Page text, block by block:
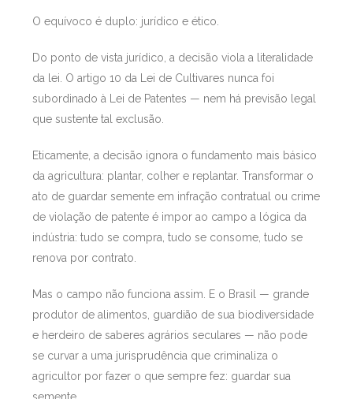
O equívoco é duplo: jurídico e ético.
Do ponto de vista jurídico, a decisão viola a literalidade
da lei. O artigo 10 da Lei de Cultivares nunca foi
subordinado à Lei de Patentes — nem há previsão legal
que sustente tal exclusão.
Eticamente, a decisão ignora o fundamento mais básico
da agricultura: plantar, colher e replantar. Transformar o
ato de guardar semente em infração contratual ou crime
de violação de patente é impor ao campo a lógica da
indústria: tudo se compra, tudo se consome, tudo se
renova por contrato.
Mas o campo não funciona assim. E o Brasil — grande
produtor de alimentos, guardião de sua biodiversidade
e herdeiro de saberes agrários seculares — não pode
se curvar a uma jurisprudência que criminaliza o
agricultor por fazer o que sempre fez: guardar sua